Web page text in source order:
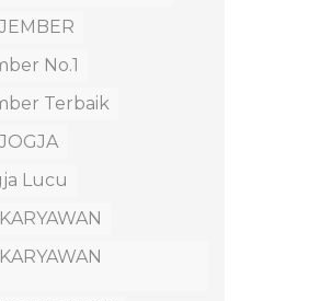
No.1
Terbaik
Lucu